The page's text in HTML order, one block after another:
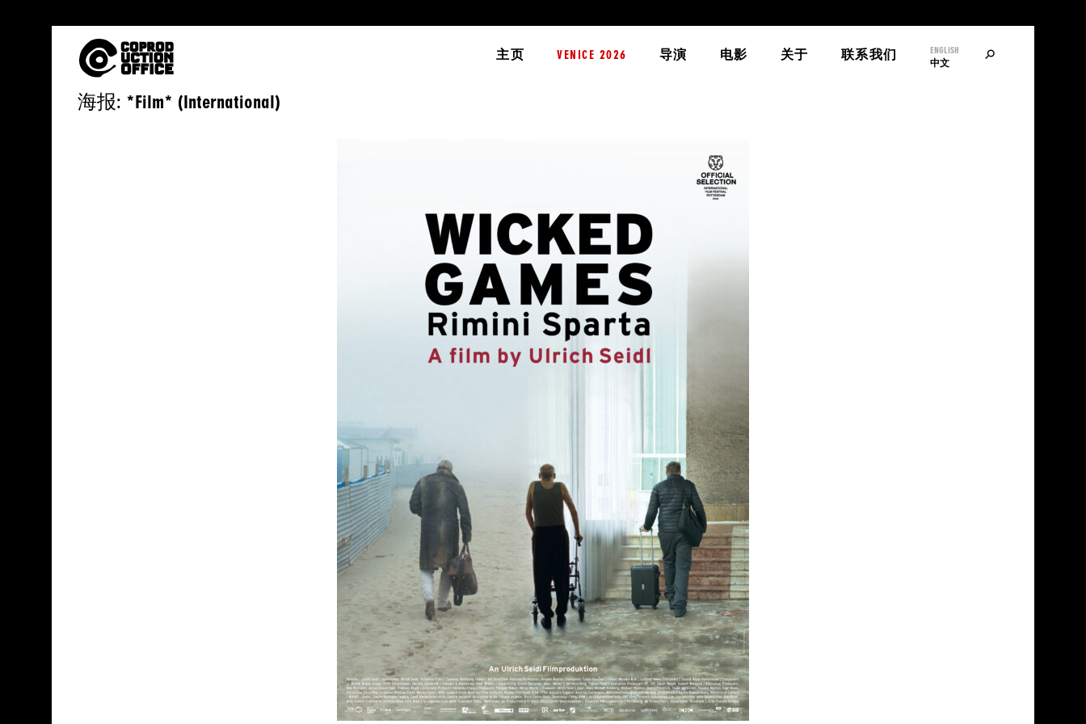
中
主页 VENICE 2026 导演 电影 关于 联系我们
ENGLISH
中文
海报: *Film* (International)